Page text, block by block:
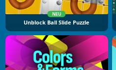
NEU
Unblock Ball Slide Puzzle